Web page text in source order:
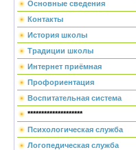
Основные сведения
Контакты
История школы
Традиции школы
Интернет приёмная
Профориентация
Воспитательная система
********************
Психологическая служба
Логопедическая служба